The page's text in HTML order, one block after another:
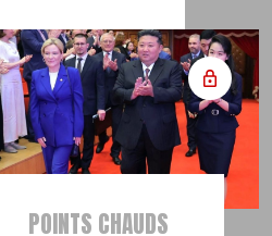
POINTS CHAUDS